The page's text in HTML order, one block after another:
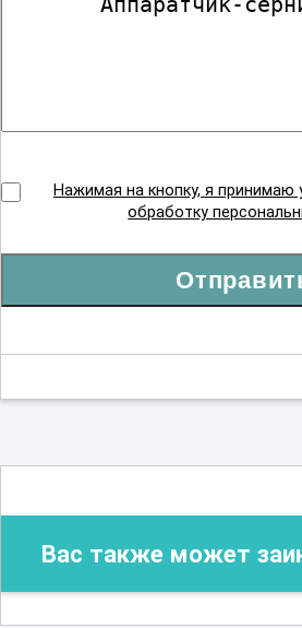
Нажимая на кнопку, я принимаю
обработку
Вас также может